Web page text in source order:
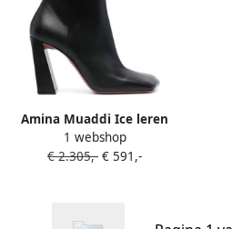
Amina Muaddi Ice leren
enkellaarzen Zwart
1 webshop
€ 2.305,- € 591,-